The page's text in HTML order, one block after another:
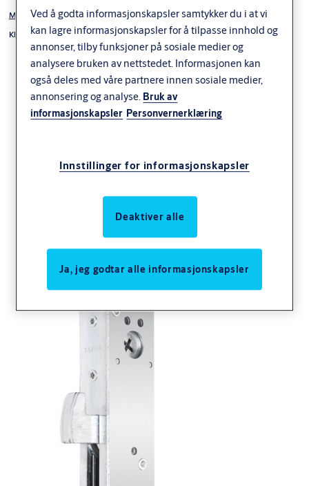
Mekaniske låser og sluttstykker
Klassisk smalprofil-serie
LK13787 hakereile
Ved å godta informasjonskapsler samtykker du i at vi
kan lagre informasjonskapsler for å tilpasse innhold og
annonser, tilby funksjoner på sosiale medier og
analysere bruken av nettstedet. Informasjonen kan
også deles med våre partnere innen sosiale medier,
annonsering og analyse. Bruk av
informasjonskapsler Personvernerklæring
Innstillinger for informasjonskapsler
Deaktiver alle
Ja, jeg godtar alle informasjonskapsler